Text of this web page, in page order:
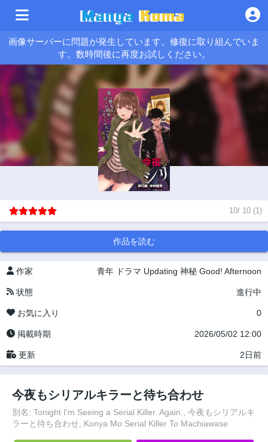
画像サーバーに問題が発生しています。修復に取り組んでいま
す。数時間後に再度お試しください。
10/ 10 (1)
作品を読む
作家 青年 ドラマ Updating 神秘 Good! Afternoon
状態 進行中
お気に入り 0
掲載時期 2026/05/02 12:00
更新 2日前
今夜もシリアルキラーと待ち合わせ
別名: Tonight I'm Seeing a Serial Killer. Again., 今夜もシリアルキ
ラーと待ち合わせ, Konya Mo Serial Killer To Machiawase